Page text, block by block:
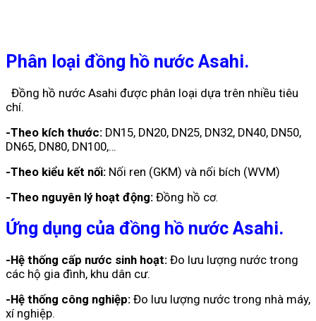
Phân loại đồng hồ nước Asahi.
Đồng hồ nước Asahi được phân loại dựa trên nhiều tiêu
chí.
-Theo kích thước: DN15, DN20, DN25, DN32, DN40, DN50,
DN65, DN80, DN100,…
-Theo kiểu kết nối: Nối ren (GKM) và nối bích (WVM)
-Theo nguyên lý hoạt động: Đồng hồ cơ.
Ứng dụng của đồng hồ nước Asahi.
-Hệ thống cấp nước sinh hoạt: Đo lưu lượng nước trong
các hộ gia đình, khu dân cư.
-Hệ thống công nghiệp: Đo lưu lượng nước trong nhà máy,
xí nghiệp.